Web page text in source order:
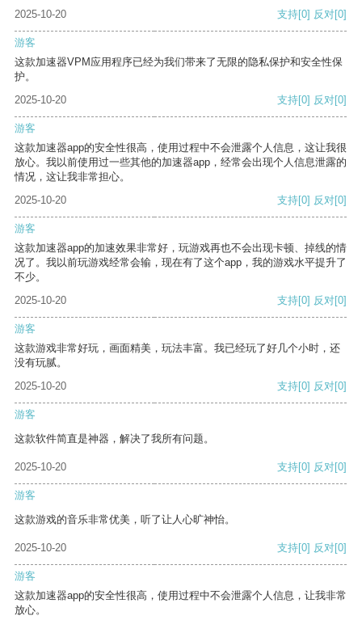
2025-10-20
支持[0] 反对[0]
游客
这款加速器VPM应用程序已经为我们带来了无限的隐私保护和安全性保
护。
2025-10-20
支持[0] 反对[0]
游客
这款加速器app的安全性很高，使用过程中不会泄露个人信息，这让我很
放心。我以前使用过一些其他的加速器app，经常会出现个人信息泄露的
情况，这让我非常担心。
2025-10-20
支持[0] 反对[0]
游客
这款加速器app的加速效果非常好，玩游戏再也不会出现卡顿、掉线的情
况了。我以前玩游戏经常会输，现在有了这个app，我的游戏水平提升了
不少。
2025-10-20
支持[0] 反对[0]
游客
这款游戏非常好玩，画面精美，玩法丰富。我已经玩了好几个小时，还
没有玩腻。
2025-10-20
支持[0] 反对[0]
游客
这款软件简直是神器，解决了我所有问题。
2025-10-20 支持[0] 反对[0]
游客
这款游戏的音乐非常优美，听了让人心旷神怡。
2025-10-20 支持[0] 反对[0]
游客
这款加速器app的安全性很高，使用过程中不会泄露个人信息，让我非常
放心。